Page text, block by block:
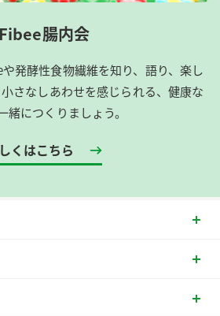
Fibee腸内会
発酵性食物繊維を知り、語り、楽し
さなしあわせを感じられる、健康な
緒につくりましょう。
くはこちら